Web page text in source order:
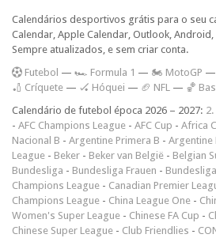
Calendários desportivos grátis para o seu
Calendar, Apple Calendar, Outlook,
Sempre atualizados, e sem criar conta.
Futebol — 🏎️ Formula 1 — 🏍 MotoGP —
🏏 Críquete — 🏑 Hóquei — 🏈 NFL — 🏀
Calendário de futebol época 2026 – 2027:
- AFC Champions League - AFC Cup - Africa
Nacional B - Argentine Primera B - Argentine
League - Beker - Beker van België - Belgian
Bundesliga - Bundesliga Frauen -
Champions League - Canadian Premier
Champions League - China League One -
Women's Super League - Chinese FA Cup -
Chinese Super League - Club Friendlies -